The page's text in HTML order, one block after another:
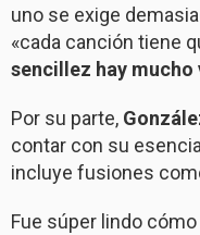
uno se exige
«cada canción tiene
sencillez hay mucho
Por su parte,
contar con su
incluye fusiones
Fue súper lindo